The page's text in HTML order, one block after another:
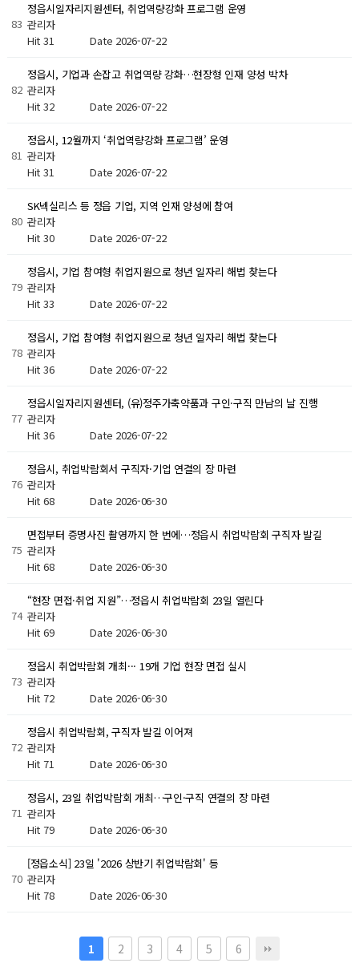
83
정읍시일자리지원센터, 취업역량강화 프로그램 운영
관리자
Hit 31Date 2026-07-22
82
정읍시, 기업과 손잡고 취업역량 강화…현장형 인재 양성 박차
관리자
Hit 32Date 2026-07-22
81
정읍시, 12월까지 ‘취업역량강화 프로그램’ 운영
관리자
Hit 31Date 2026-07-22
80
SK넥실리스 등 정읍 기업, 지역 인재 양성에 참여
관리자
Hit 30Date 2026-07-22
79
정읍시, 기업 참여형 취업지원으로 청년 일자리 해법 찾는다
관리자
Hit 33Date 2026-07-22
78
정읍시, 기업 참여형 취업지원으로 청년 일자리 해법 찾는다
관리자
Hit 36Date 2026-07-22
77
정읍시일자리지원센터, (유)정주가축약품과 구인·구직 만남의 날 진행
관리자
Hit 36Date 2026-07-22
76
정읍시, 취업박람회서 구직자·기업 연결의 장 마련
관리자
Hit 68Date 2026-06-30
75
면접부터 증명사진 촬영까지 한 번에…정읍시 취업박람회 구직자 발길
관리자
Hit 68Date 2026-06-30
74
“현장 면접·취업 지원”…정읍시 취업박람회 23일 열린다
관리자
Hit 69Date 2026-06-30
73
정읍시 취업박람회 개최··· 19개 기업 현장 면접 실시
관리자
Hit 72Date 2026-06-30
72
정읍시 취업박람회, 구직자 발길 이어져
관리자
Hit 71Date 2026-06-30
71
정읍시, 23일 취업박람회 개최…구인·구직 연결의 장 마련
관리자
Hit 79Date 2026-06-30
70
[정읍소식] 23일 '2026 상반기 취업박람회' 등
관리자
Hit 78Date 2026-06-30
1 2 3 4 5 6